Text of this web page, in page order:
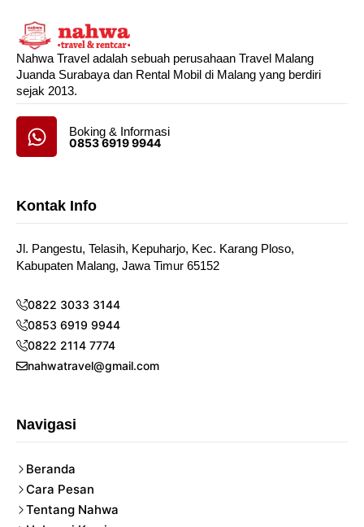
Nahwa Travel adalah sebuah perusahaan Travel Malang
Juanda Surabaya dan Rental Mobil di Malang yang berdiri
sejak 2013.
Boking & Informasi
0853 6919 9944
Kontak Info
Jl. Pangestu, Telasih, Kepuharjo, Kec. Karang Ploso,
Kabupaten Malang, Jawa Timur 65152
0822 3033 3144
0853 6919 9944
0822 2114 7774
nahwatravel@gmail.com
Navigasi
Beranda
Cara Pesan
Tentang Nahwa